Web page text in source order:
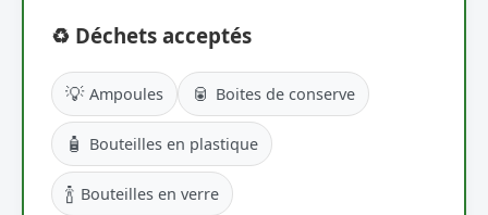
♻️ Déchets acceptés
💡 Ampoules 🥫 Boites de conserve
🧴 Bouteilles en plastique
🍾 Bouteilles en verre